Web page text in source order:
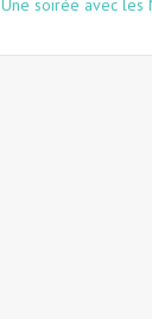
Une soirée avec les